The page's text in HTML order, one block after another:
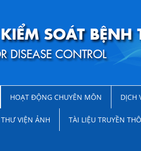
HOẠT ĐỘNG CHUYÊN MÔN DỊCH
THƯ VIỆN ẢNH TÀI LIỆU TRUYỀN